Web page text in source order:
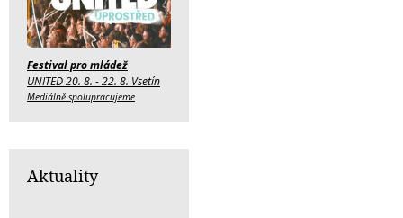
Festival pro mládež
UNITED 20. 8. - 22. 8. Vsetín
Mediálně spolupracujeme
Aktuality